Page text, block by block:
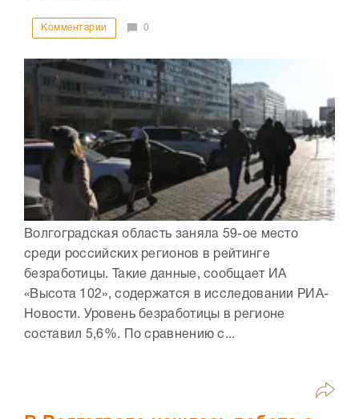
Комментарии 0
Волгоградская область заняла 59-ое место
среди российских регионов в рейтинге
безработицы. Такие данные, сообщает ИА
«Высота 102», содержатся в исследовании РИА-
Новости. Уровень безработицы в регионе
составил 5,6%. По сравнению с...